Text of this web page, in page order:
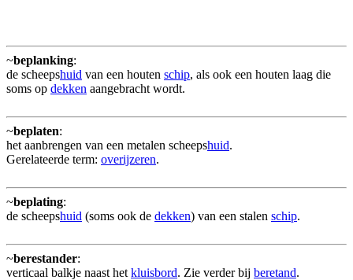
~beplanking:
de scheepshuid van een houten schip, als ook een houten laag die
soms op dekken aangebracht wordt.
~beplaten:
het aanbrengen van een metalen scheepshuid.
Gerelateerde term: overijzeren.
~beplating:
de scheepshuid (soms ook de dekken) van een stalen schip.
~berestander:
verticaal balkje naast het kluisbord. Zie verder bij beretand.